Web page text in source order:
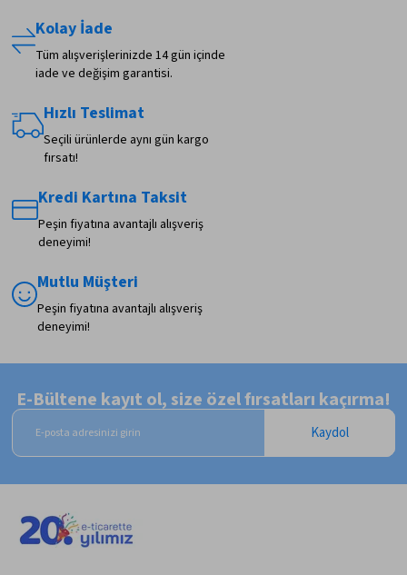
Kolay İade
Tüm alışverişlerinizde 14 gün içinde
iade ve değişim garantisi.
Hızlı Teslimat
Seçili ürünlerde aynı gün kargo
fırsatı!
Kredi Kartına Taksit
Peşin fiyatına avantajlı alışveriş
deneyimi!
Mutlu Müşteri
Peşin fiyatına avantajlı alışveriş
deneyimi!
E-Bültene kayıt ol, size özel fırsatları kaçırma!
Kaydol